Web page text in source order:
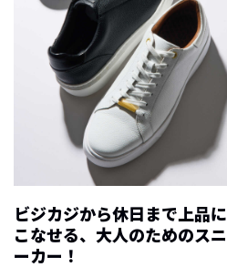
ビジカジから休日まで上品に
こなせる、大人のためのスニ
ーカー！